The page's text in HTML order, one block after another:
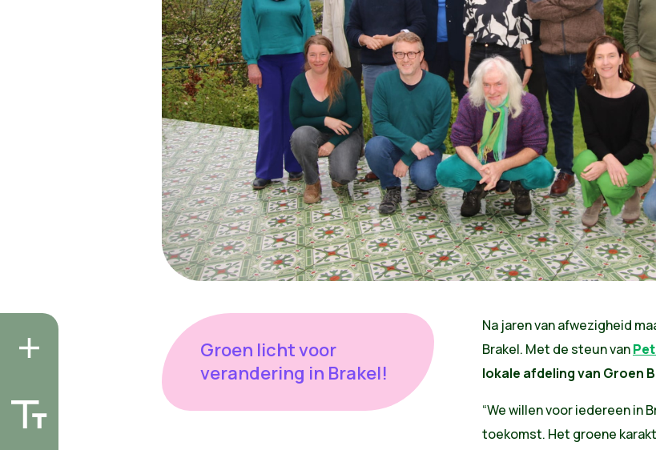
Groen licht voor
verandering in Brakel!
Na jaren van afwezigheid
Brakel. Met de steun van
lokale afdeling van Groen
“We willen voor iedereen in
toekomst. Het groene